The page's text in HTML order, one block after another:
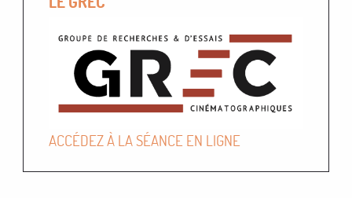
ACCÉDEZ À LA SÉANCE EN LIGNE